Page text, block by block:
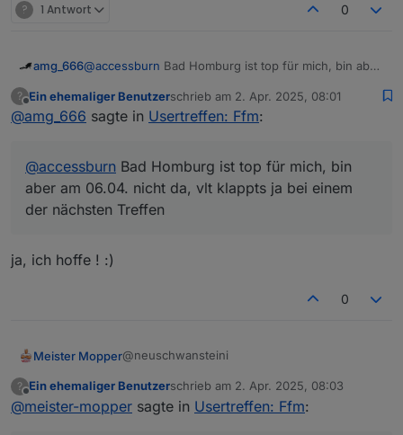
https://nuudel.digitalcourage.de/3OzTQc24ys64bhlf
den Ort sind gerne Willkommen !! **
Wer Bock hat kann auch gerne zwischendurch in den
Discord-Channel schauen :-) Einer ist meist online,
und hilft bei Fragen gerne!
? 1 Antwort 0
amg_666@accessburn Bad Homburg ist top für mich, bin aber
nächsten Treffen
?
Offline
Ein ehemaliger Benutzerschrieb am 2. Apr. 2025, 08:01
zuletzt editiert von
@amg_666 sagte in Usertreffen: Ffm:
@accessburn Bad Homburg ist top für mich, bin
aber am 06.04. nicht da, vlt klappts ja bei einem
der nächsten Treffen
ja, ich hoffe ! :)
0
Meister Mopper@neuschwansteini
Ich werde auch da sein, kann ja erstmals
direkt vor der Tür auf die fertiggestellte A49
?
Offline
Ein ehemaliger Benutzerschrieb am 2. Apr. 2025, 08:03
zuletzt editiert von
@meister-mopper sagte in Usertreffen: Ffm: